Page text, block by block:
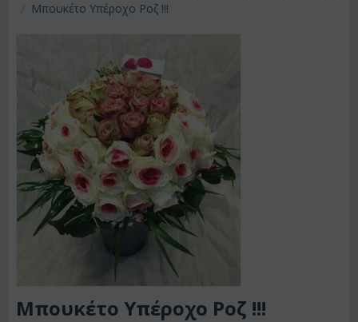
Μπουκέτο Υπέροχο Ροζ !!!
Μπουκέτο Υπέροχο Ροζ !!!